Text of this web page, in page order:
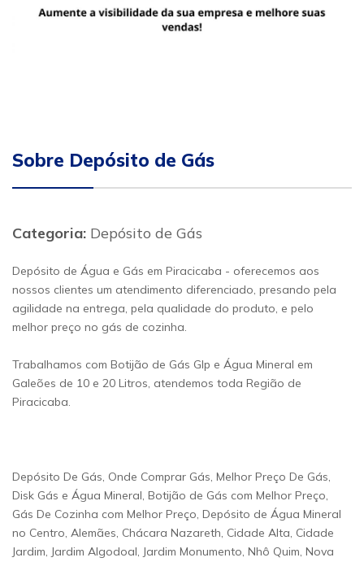
Sobre Depósito de Gás
Categoria: Depósito de Gás
Depósito de Água e Gás em Piracicaba - oferecemos aos
nossos clientes um atendimento diferenciado, presando pela
agilidade na entrega, pela qualidade do produto, e pelo
melhor preço no gás de cozinha.
Trabalhamos com Botijão de Gás Glp e Água Mineral em
Galeões de 10 e 20 Litros, atendemos toda Região de
Piracicaba.
Depósito De Gás, Onde Comprar Gás, Melhor Preço De Gás,
Disk Gás e Água Mineral, Botijão de Gás com Melhor Preço,
Gás De Cozinha com Melhor Preço, Depósito de Água Mineral
no Centro, Alemães, Chácara Nazareth, Cidade Alta, Cidade
Jardim, Jardim Algodoal, Jardim Monumento, Nhô Quim, Nova